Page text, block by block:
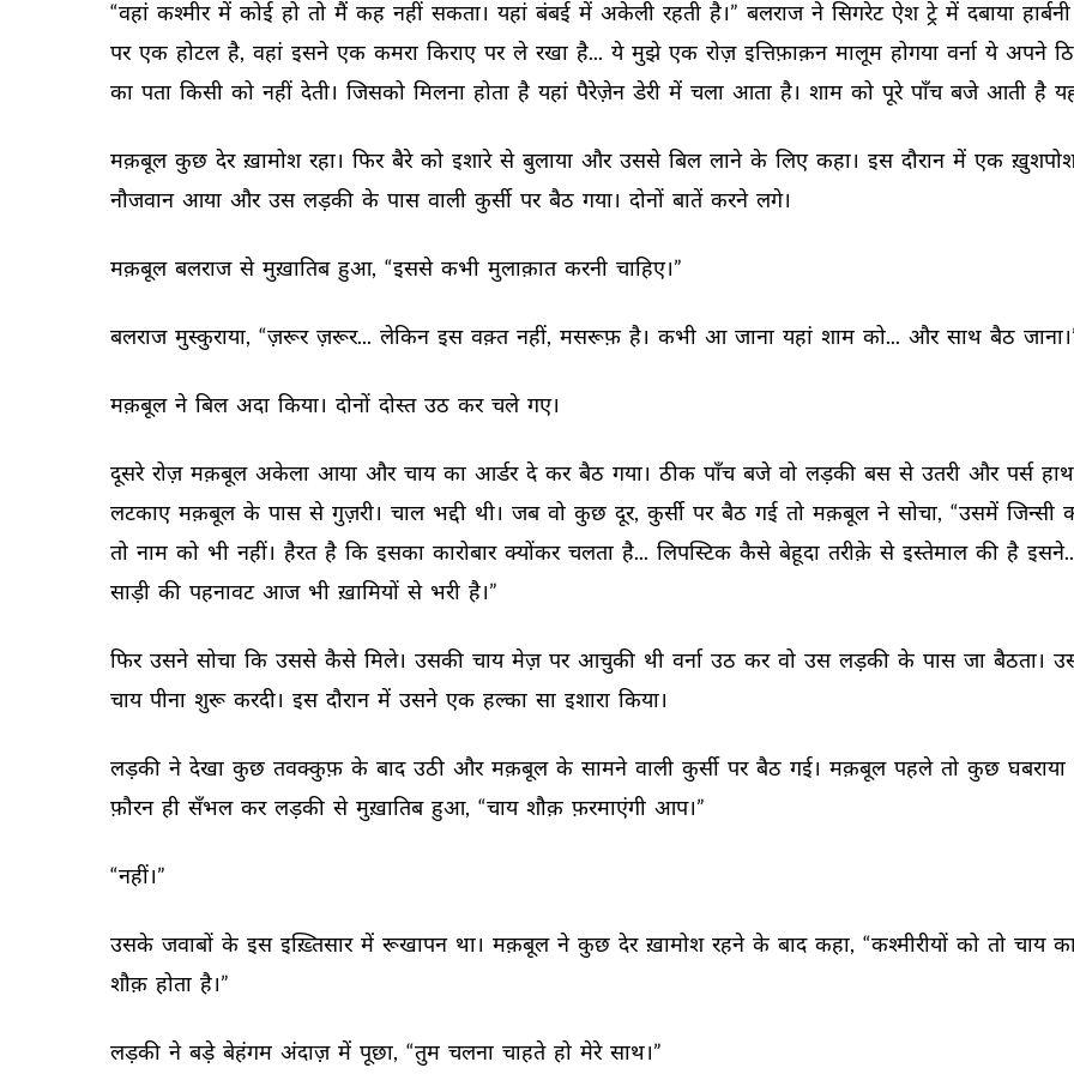
“वहां कश्मीर में कोई हो तो मैं कह नहीं सकता। यहां बंबई में अकेली रहती है।” बलराज ने सिगरेट ऐश ट्रे में दबाया हार्बनी
पर एक होटल है, वहां इसने एक कमरा किराए पर ले रखा है... ये मुझे एक रोज़ इत्तिफ़ाक़न मालूम होगया वर्ना ये अपने
का पता किसी को नहीं देती। जिसको मिलना होता है यहां पैरेज़ेन डेरी में चला आता है। शाम को पूरे पाँच बजे आती है
मक़बूल कुछ देर ख़ामोश रहा। फिर बैरे को इशारे से बुलाया और उससे बिल लाने के लिए कहा। इस दौरान में एक
नौजवान आया और उस लड़की के पास वाली कुर्सी पर बैठ गया। दोनों बातें करने लगे।
मक़बूल बलराज से मुख़ातिब हुआ, “इससे कभी मुलाक़ात करनी चाहिए।”
बलराज मुस्कुराया, “ज़रूर ज़रूर... लेकिन इस वक़्त नहीं, मसरूफ़ है। कभी आ जाना यहां शाम को... और साथ बैठ
मक़बूल ने बिल अदा किया। दोनों दोस्त उठ कर चले गए।
दूसरे रोज़ मक़बूल अकेला आया और चाय का आर्डर दे कर बैठ गया। ठीक पाँच बजे वो लड़की बस से उतरी और पर्स हाथ
लटकाए मक़बूल के पास से गुज़री। चाल भद्दी थी। जब वो कुछ दूर, कुर्सी पर बैठ गई तो मक़बूल ने सोचा, “उसमें जिन्सी
तो नाम को भी नहीं। हैरत है कि इसका कारोबार क्योंकर चलता है... लिपस्टिक कैसे बेहूदा तरीक़े से इस्तेमाल की है
साड़ी की पहनावट आज भी ख़ामियों से भरी है।”
फिर उसने सोचा कि उससे कैसे मिले। उसकी चाय मेज़ पर आचुकी थी वर्ना उठ कर वो उस लड़की के पास जा बैठता।
चाय पीना शुरू करदी। इस दौरान में उसने एक हल्का सा इशारा किया।
लड़की ने देखा कुछ तवक्कुफ़ के बाद उठी और मक़बूल के सामने वाली कुर्सी पर बैठ गई। मक़बूल पहले तो कुछ घबराया
फ़ौरन ही सँभल कर लड़की से मुख़ातिब हुआ, “चाय शौक़ फ़रमाएंगी आप।”
“नहीं।”
उसके जवाबों के इस इख़्तिसार में रूखापन था। मक़बूल ने कुछ देर ख़ामोश रहने के बाद कहा, “कश्मीरीयों को तो चाय
शौक़ होता है।”
लड़की ने बड़े बेहंगम अंदाज़ में पूछा, “तुम चलना चाहते हो मेरे साथ।”